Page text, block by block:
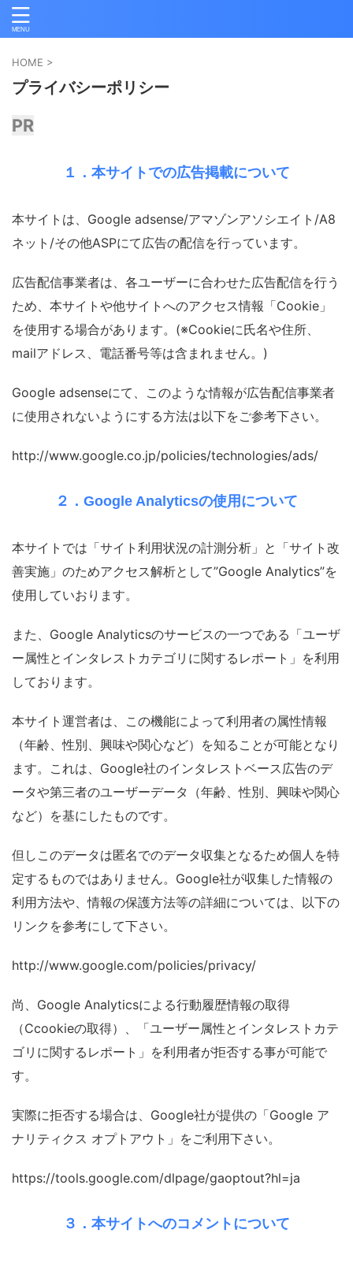
HOME >
プライバシーポリシー
PR
１．本サイトでの広告掲載について
本サイトは、Google adsense/アマゾンアソシエイト/A8
ネット/その他ASPにて広告の配信を行っています。
広告配信事業者は、各ユーザーに合わせた広告配信を行う
ため、本サイトや他サイトへのアクセス情報「Cookie」
を使用する場合があります。(※Cookieに氏名や住所、
mailアドレス、電話番号等は含まれません。)
Google adsenseにて、このような情報が広告配信事業者
に使用されないようにする方法は以下をご参考下さい。
http://www.google.co.jp/policies/technologies/ads/
２．Google Analyticsの使用について
本サイトでは「サイト利用状況の計測分析」と「サイト改
善実施」のためアクセス解析として”Google Analytics”を
使用していおります。
また、Google Analyticsのサービスの一つである「ユーザ
ー属性とインタレストカテゴリに関するレポート」を利用
しております。
本サイト運営者は、この機能によって利用者の属性情報
（年齢、性別、興味や関心など）を知ることが可能となり
ます。これは、Google社のインタレストベース広告のデ
ータや第三者のユーザーデータ（年齢、性別、興味や関心
など）を基にしたものです。
但しこのデータは匿名でのデータ収集となるため個人を特
定するものではありません。Google社が収集した情報の
利用方法や、情報の保護方法等の詳細については、以下の
リンクを参考にして下さい。
http://www.google.com/policies/privacy/
尚、Google Analyticsによる行動履歴情報の取得
（Ccookieの取得）、「ユーザー属性とインタレストカテ
ゴリに関するレポート」を利用者が拒否する事が可能で
す。
実際に拒否する場合は、Google社が提供の「Google ア
ナリティクス オプトアウト」をご利用下さい。
https://tools.google.com/dlpage/gaoptout?hl=ja
３．本サイトへのコメントについて